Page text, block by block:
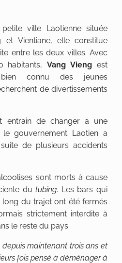
ville Laotienne située
et Vientiane, elle constitue
entre les deux villes. Avec
habitants,Vang Vieng est
connu des jeunes
de divertissements
entrain de changer a une
gouvernement Laotien a
de plusieurs accidents
sont morts à cause
dutubing. Les bars qui
long du trajet ont été fermés
strictement interdite à
le reste du pays.
depuis maintenant trois ans et
fois pensé à déménager à